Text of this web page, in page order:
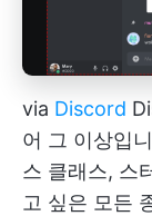
via Discord
어 그 이상입
스 클래스, 스
고 싶은 모든